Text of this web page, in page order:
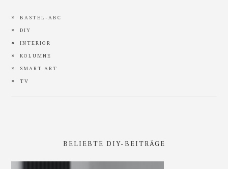
BASTEL-ABC
DIY
INTERIOR
KOLUMNE
SMART ART
TV
BELIEBTE DIY-BEITRÄGE